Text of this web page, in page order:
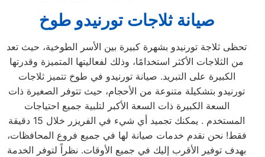
صيانة ثلاجات تورنيدو طوخ
تحظى ثلاجة تورنيدو بشهرة كبيرة بين الأسر الطوخية، حيث تعد
من الثلاجات الأكثر استخدامًا، وذلك لفعاليتها المتميزة وقدرتها
الكبيرة على التبريد. صيانة تورنيدو في طوخ تتميز ثلاجات
تورنيدو بتشكيلة متنوعة من الأحجام، حيث تتوفر الصغيرة ذات
السعة الكبيرة ذات السعة الأكبر لتلبية جميع احتياجات
المستخدم . يمكنك تجميد أي شيء في الفريزر خلال 15 دقيقة
فقط! نحن نقدم خدمات صيانة لها في جميع فروع المحافظات،
بهدف توفير الأقرب إليك في جميع الأوقات. نظراً لتوفر الخدمة